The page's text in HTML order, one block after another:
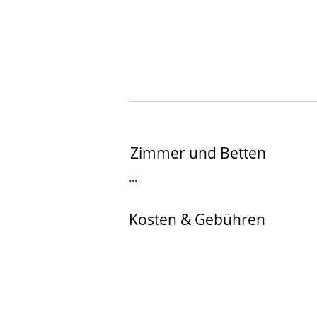
Zimmer und Betten
...
Kosten & Gebühren